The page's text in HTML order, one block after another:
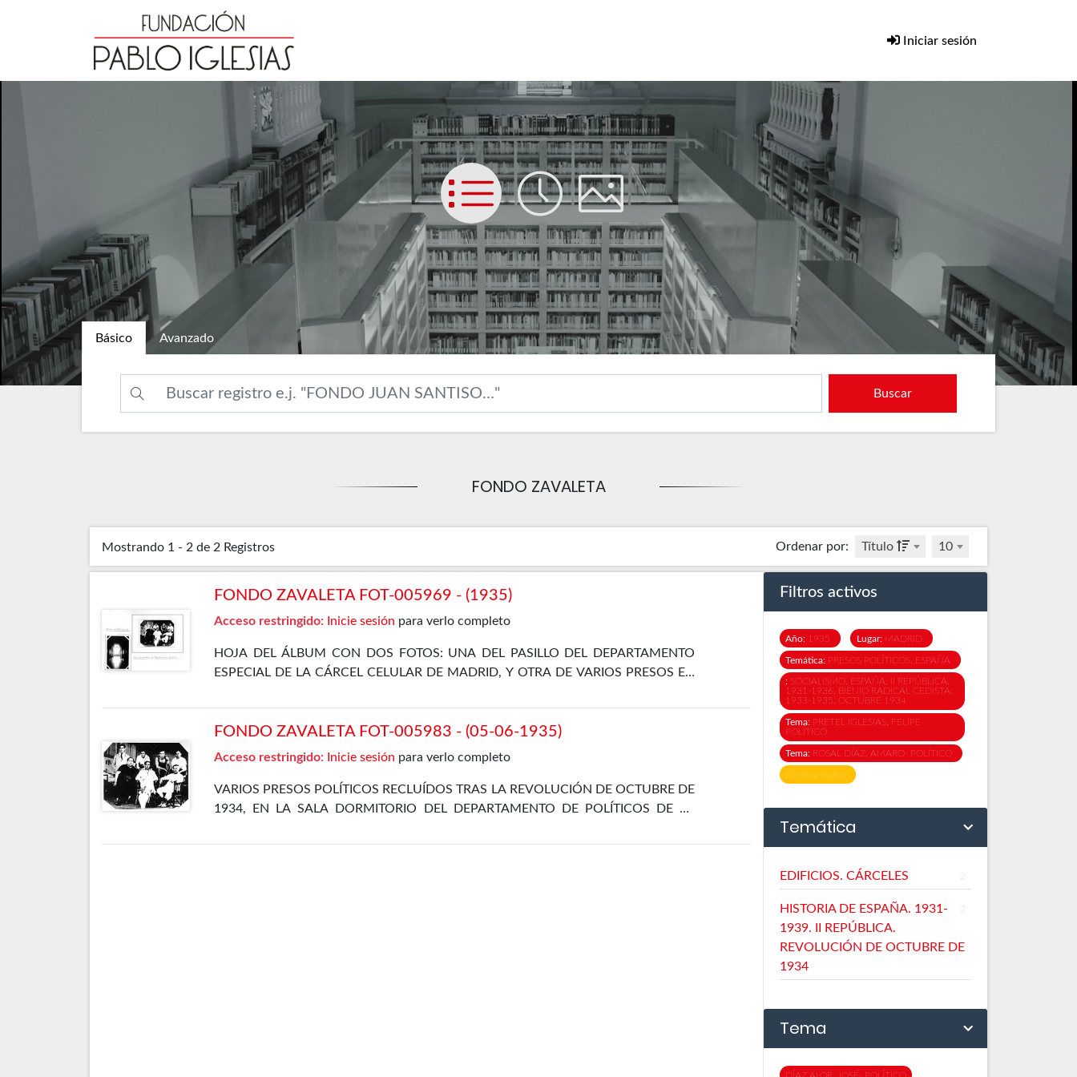
Iniciar sesión
List Time Picture
Básico Avanzado
Buscar
FONDO ZAVALETA
Mostrando 1 - 2 de 2 Registros Ordenar por: Título 10
FONDO ZAVALETA FOT-005969 - (1935)
Acceso restringido: Inicie sesión para verlo completo
HOJA DEL ÁLBUM CON DOS FOTOS: UNA DEL PASILLO DEL DEPARTAMENTO
ESPECIAL DE LA CÁRCEL CELULAR DE MADRID, Y OTRA DE VARIOS PRESOS EN
1935
FONDO ZAVALETA FOT-005983 - (05-06-1935)
Acceso restringido: Inicie sesión para verlo completo
VARIOS PRESOS POLÍTICOS RECLUÍDOS TRAS LA REVOLUCIÓN DE OCTUBRE DE
1934, EN LA SALA DORMITORIO DEL DEPARTAMENTO DE POLÍTICOS DE LA
Filtros activos
Año: 1935 Lugar:MADRID
Temática: PRESOS POLÍTICOS. ESPAÑA
: SOCIALISMO. ESPAÑA. II REPÚBLICA.
1931-1936. BIENIO RADICAL CEDISTA.
1933-1935. OCTUBRE 1934
Tema: PRETEL IGLESIAS, FELIPE-
POLÍTICO
Tema: ROSAL DÍAZ, AMARO- POLÍTICO
Eliminar todos
Temática
EDIFICIOS. CÁRCELES
HISTORIA DE ESPAÑA. 1931-
1939. II REPÚBLICA.
REVOLUCIÓN DE OCTUBRE DE
1934
Tema
DÍAZ ALOR, JOSÉ- POLÍTICO